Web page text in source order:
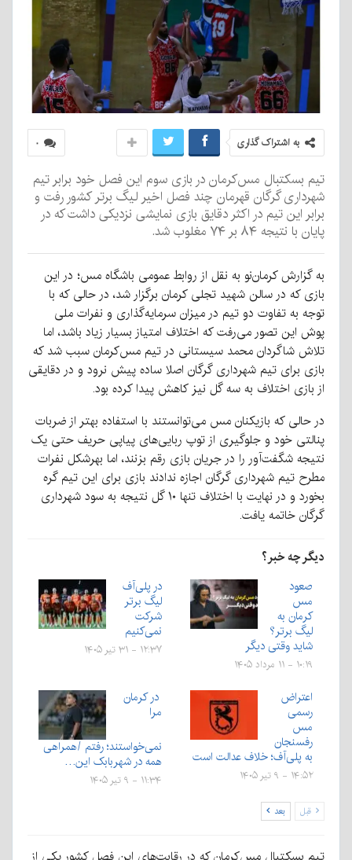
۰ به اشتراک گذاری
تیم بسکتبال مس‌کرمان در بازی سوم این فصل خود برابر تیم
شهرداری گرگان قهرمان چند فصل اخیر لیگ برتر کشور رفت و
برابر این تیم در اکثر دقایق بازی نمایشی نزدیکی داشت که در
پایان با نتیجه ۸۴ بر ۷۴ مغلوب شد.
به گزارش کرمان‌نو به نقل از روابط عمومی باشگاه مس؛ در این
بازی که در سالن شهید تجلی کرمان برگزار شد، در حالی که با
توجه به تفاوت دو تیم در میزان سرمایه‌گذاری و نفرات ملی
پوش این تصور می‌رفت که اختلاف امتیاز بسیار زیاد باشد، اما
تلاش شاگردان محمد سیستانی در تیم مس‌کرمان سبب شد که
بازی برای تیم شهرداری گرگان اصلا ساده پیش نرود و در دقایقی
از بازی اختلاف به سه گل نیز کاهش پیدا کرده بود.
در حالی که بازیکنان مس می‌توانستند با استفاده بهتر از ضربات
پنالتی خود و جلوگیری از توپ ربایی‌های پیاپی حریف حتی یک
نتیجه شگفت‌آور را در جریان بازی رقم بزنند، اما بهرشکل نفرات
مطرح تیم شهرداری گرگان اجازه ندادند بازی برای این تیم گره
بخورد و در نهایت با اختلاف تنها ۱۰ گل نتیجه به سود شهرداری
گرگان خاتمه یافت.
دیگر چه خبر؟
صعود
مس
کرمان به
لیگ برتر؟
شاید وقتی دیگر
۱۰:۱۹ - ۱۱ مرداد ۱۴۰۵
در پلی‌آف
لیگ برتر
شرکت
نمی‌کنیم
۱۲:۳۷ - ۳۱ تیر ۱۴۰۵
اعتراض
رسمی
مس
رفسنجان
به پلی‌آف؛ خلاف عدالت است
۱۴:۵۲ - ۹ تیر ۱۴۰۵
در کرمان
مرا
نمی‌خواستند؛ رفتم /همراهی
همه در شهربابک این…
۱۱:۳۴ - ۹ تیر ۱۴۰۵
قبل بعد